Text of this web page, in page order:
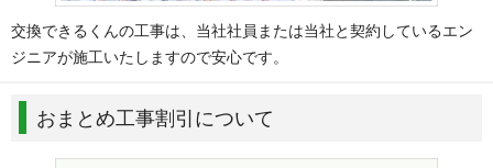
交換できるくんの工事は、当社社員または当社と契約しているエン
ジニアが施工いたしますので安心です。
おまとめ工事割引について